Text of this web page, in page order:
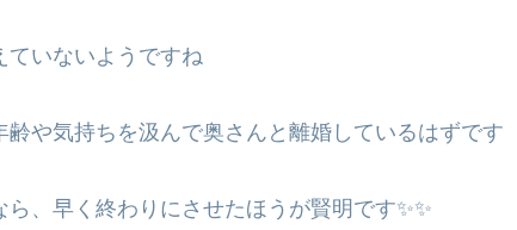
ていないようですね
や気持ちを汲んで奥さんと離婚しているはずです
、早く終わりにさせたほうが賢明です✨✨